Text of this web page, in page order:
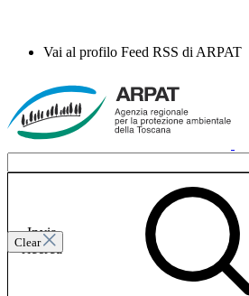
Vai al profilo Feed RSS di ARPAT
Clear
Invia
ricerca